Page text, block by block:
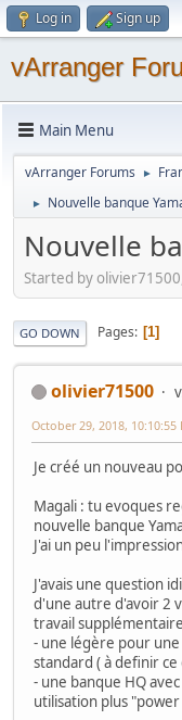
Log in Sign up
vArranger
Main Menu
vArranger Forums ►
► Nouvelle banque
Nouvelle
Started by
GO DOWN Pages 1
olivier71500
October 29, 2018, 10:10:55
Je créé un nouveau
Magali : tu evoques
nouvelle banque
J'ai un peu
J'avais une question
d'une autre d'avoir 2
travail
- une légère pour
standard ( à definir
- une banque HQ
utilisation plus